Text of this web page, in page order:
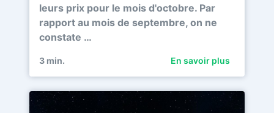
leurs prix pour le mois d'octobre. Par
rapport au mois de septembre, on ne
constate …
3 min. En savoir plus